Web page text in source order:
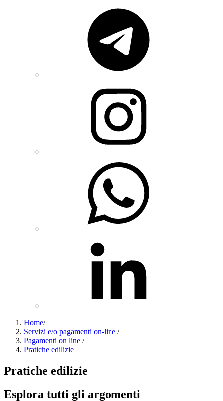
Home/
Servizi e/o pagamenti on-line /
Pagamenti on line /
Pratiche edilizie
Pratiche edilizie
Esplora tutti gli argomenti